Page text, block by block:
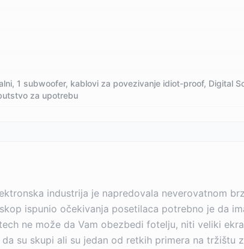
1 subwoofer, kablovi za povezivanje idiot-proof, Digital
za upotrebu
industrija je napredovala neverovatnom
ispunio očekivanja posetilaca potrebno je da
ne može da Vam obezbedi fotelju, niti veliki
su skupi ali su jedan od retkih primera na tržištu